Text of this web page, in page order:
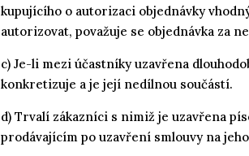
kupujícího o autorizaci objednávky
autorizovat, považuje se objednávka za
c) Je-li mezi účastníky uzavřena
konkretizuje a je její nedílnou součástí.
d) Trvalí zákazníci s nimiž je uzavřena
prodávajícím po uzavření smlouvy na